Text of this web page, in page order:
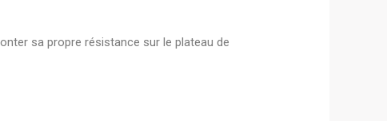
sa propre résistance sur le plateau de